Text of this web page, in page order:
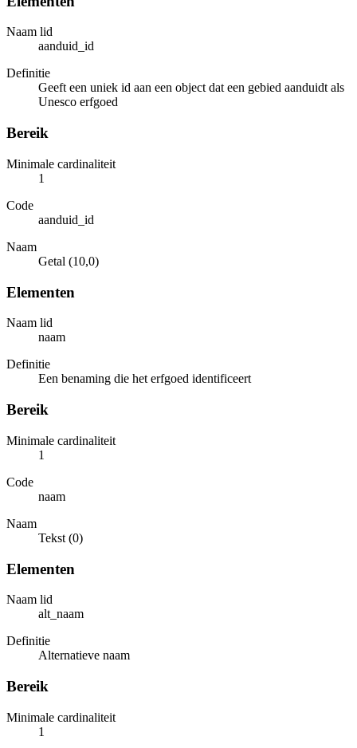
Naam lid
aanduid_id
Definitie
Geeft een uniek id aan een object dat een gebied aanduidt als
Unesco erfgoed
Bereik
Minimale cardinaliteit
1
Code
aanduid_id
Naam
Getal (10,0)
Elementen
Naam lid
naam
Definitie
Een benaming die het erfgoed identificeert
Bereik
Minimale cardinaliteit
1
Code
naam
Naam
Tekst (0)
Elementen
Naam lid
alt_naam
Definitie
Alternatieve naam
Bereik
Minimale cardinaliteit
1